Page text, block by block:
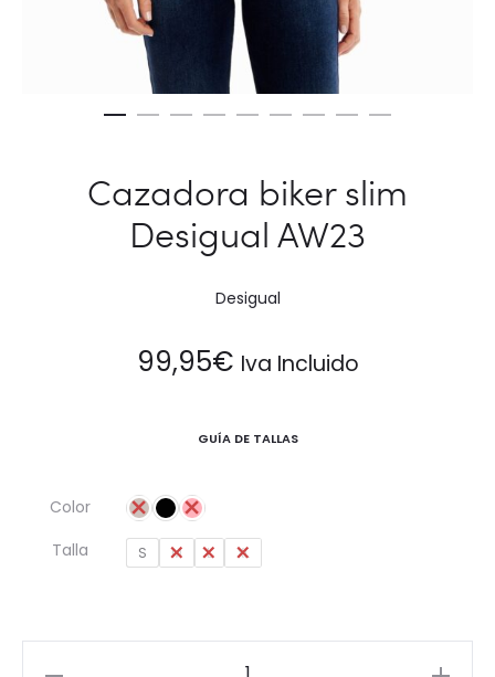
Cazadora biker slim
Desigual AW23
Desigual
99,95€ Iva Incluido
GUÍA DE TALLAS
Color
Talla
S M L XL